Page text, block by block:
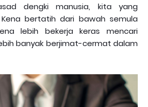
dengki manusia, kita yang
bertatih dari bawah semula
lebih bekerja keras mencari
banyak berjimat-cermat dalam